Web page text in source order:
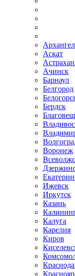
Аскат
Ачинск
Барнаул
Белгород
Бердск
Воронеж
Ижевск
Иркутск
Казань
Калуга
Карелия
Киров